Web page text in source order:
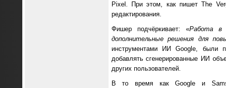
Pixel. При этом, как пишет The
редактирования.
Фишер подчёркивает: «Работа в
дополнительные решения для
инструментами ИИ Google, были
добавлять сгенерированные ИИ
других пользователей.
В то время как Google и